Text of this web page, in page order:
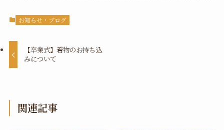
お知らせ・ブログ
【卒業式】着物のお持ち込
みについて
関連記事